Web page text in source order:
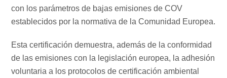
con los parámetros de bajas emisiones de COV
establecidos por la normativa de la Comunidad Europea.
Esta certificación demuestra, además de la conformidad
de las emisiones con la legislación europea, la adhesión
voluntaria a los protocolos de certificación ambiental